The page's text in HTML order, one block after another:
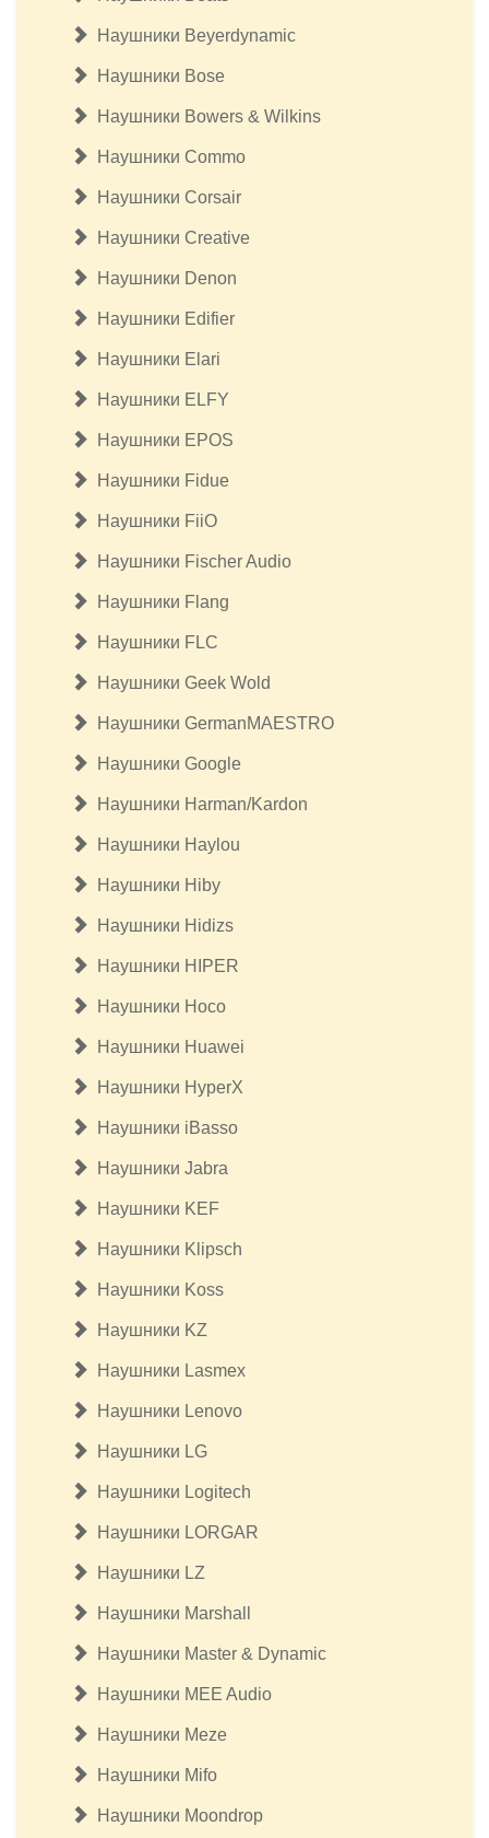
Наушники Beyerdynamic
Наушники Bose
Наушники Bowers & Wilkins
Наушники Commo
Наушники Corsair
Наушники Creative
Наушники Denon
Наушники Edifier
Наушники Elari
Наушники ELFY
Наушники EPOS
Наушники Fidue
Наушники FiiO
Наушники Fischer Audio
Наушники Flang
Наушники FLC
Наушники Geek Wold
Наушники GermanMAESTRO
Наушники Google
Наушники Harman/Kardon
Наушники Haylou
Наушники Hiby
Наушники Hidizs
Наушники HIPER
Наушники Hoco
Наушники Huawei
Наушники HyperX
Наушники iBasso
Наушники Jabra
Наушники KEF
Наушники Klipsсh
Наушники Koss
Наушники KZ
Наушники Lasmex
Наушники Lenovo
Наушники LG
Наушники Logitech
Наушники LORGAR
Наушники LZ
Наушники Marshall
Наушники Master & Dynamic
Наушники MEE Audio
Наушники Meze
Наушники Mifo
Наушники Moondrop